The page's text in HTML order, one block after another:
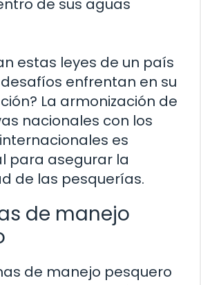
de sus aguas
estas leyes de un país
enfrentan en su
La armonización de
nacionales con los
es
para asegurar la
de las pesquerías.
de manejo
de manejo pesquero